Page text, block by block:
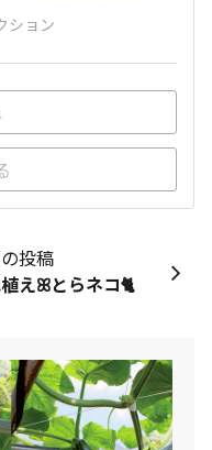
ション
投稿
えꕤとらネコ🐈